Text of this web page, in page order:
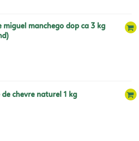
de chevre naturel 1 kg